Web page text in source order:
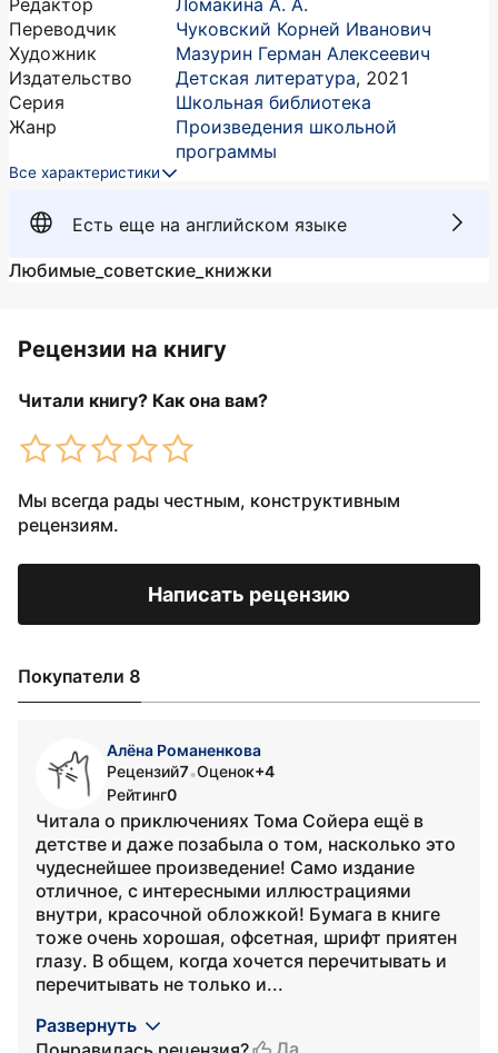
Есть еще на английском языке
Редактор
Ломакина А. А.
Переводчик
Чуковский Корней Иванович
Художник
Мазурин Герман Алексеевич
Издательство
Детская литература, 2021
Серия
Школьная библиотека
Жанр
Произведения школьной
программы
Все характеристики
Любимые_советские_книжки
Рецензии на книгу
Читали книгу? Как она вам?
Мы всегда рады честным, конструктивным
рецензиям.
Написать рецензию
Покупатели 8
Алёна Романенкова
Рецензий7•Оценок+4
Рейтинг0
Читала о приключениях Тома Сойера ещё в
детстве и даже позабыла о том, насколько это
чудеснейшее произведение! Само издание
отличное, с интересными иллюстрациями
внутри, красочной обложкой! Бумага в книге
тоже очень хорошая, офсетная, шрифт приятен
глазу. В общем, когда хочется перечитывать и
перечитывать не только и...
Развернуть
Да